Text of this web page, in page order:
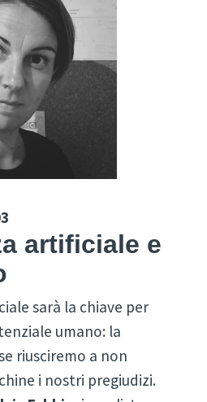
artificiale e
sarà la chiave per
umano: la
riusciremo a non
i nostri pregiudizi.